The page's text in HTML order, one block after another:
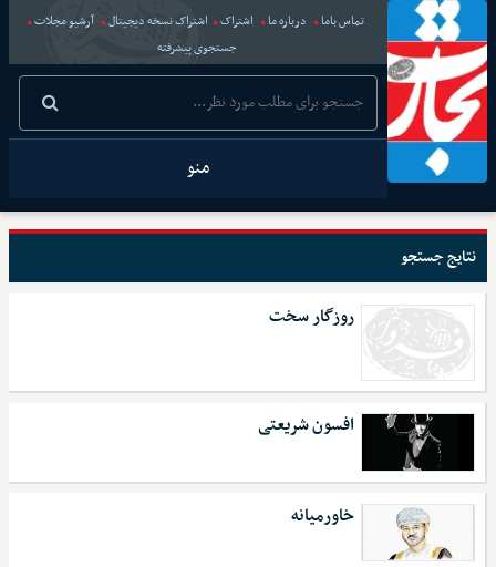
تماس باما درباره ما اشتراک اشتراک نسخه دیجیتال
آرشیو مجلات
جستجوی پیشرفته
منو
نتایج جستجو
روزگار سخت
افسون شریعتی
خاورمیانه